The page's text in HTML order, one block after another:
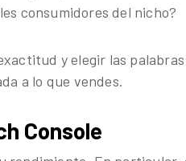
consumidores del nicho?
y elegir las palabras
a lo que vendes.
Console